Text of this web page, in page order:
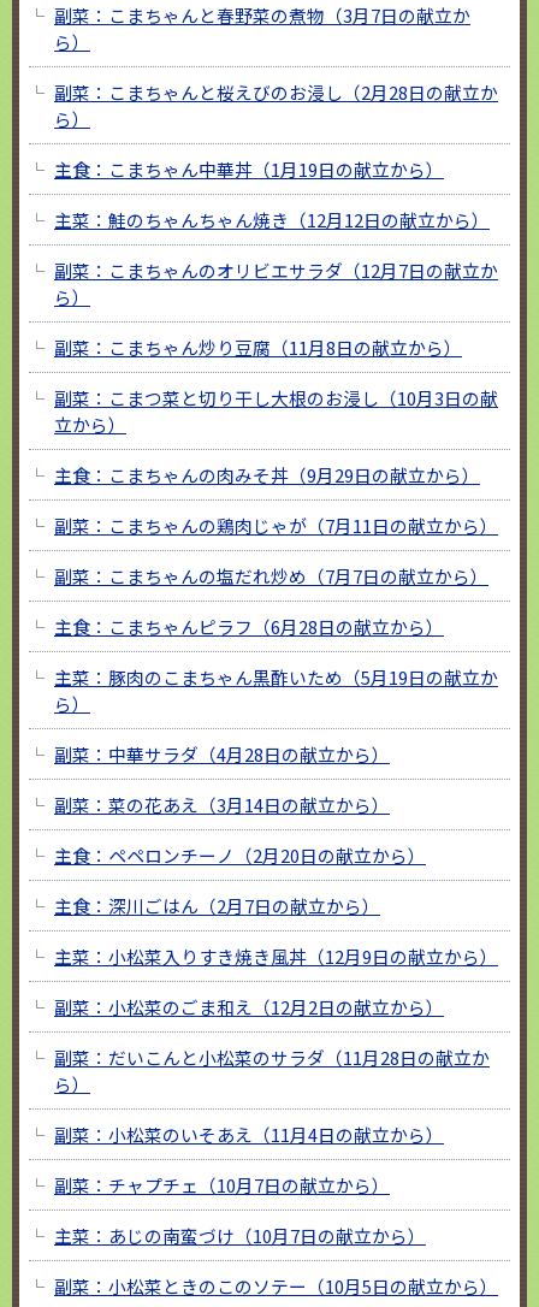
副菜：こまちゃんと春野菜の煮物（3月7日の献立か
ら）
副菜：こまちゃんと桜えびのお浸し（2月28日の献立か
ら）
主食：こまちゃん中華丼（1月19日の献立から）
主菜：鮭のちゃんちゃん焼き（12月12日の献立から）
副菜：こまちゃんのオリビエサラダ（12月7日の献立か
ら）
副菜：こまちゃん炒り豆腐（11月8日の献立から）
副菜：こまつ菜と切り干し大根のお浸し（10月3日の献
立から）
主食：こまちゃんの肉みそ丼（9月29日の献立から）
副菜：こまちゃんの鶏肉じゃが（7月11日の献立から）
副菜：こまちゃんの塩だれ炒め（7月7日の献立から）
主食：こまちゃんピラフ（6月28日の献立から）
主菜：豚肉のこまちゃん黒酢いため（5月19日の献立か
ら）
副菜：中華サラダ（4月28日の献立から）
副菜：菜の花あえ（3月14日の献立から）
主食：ペペロンチーノ（2月20日の献立から）
主食：深川ごはん（2月7日の献立から）
主菜：小松菜入りすき焼き風丼（12月9日の献立から）
副菜：小松菜のごま和え（12月2日の献立から）
副菜：だいこんと小松菜のサラダ（11月28日の献立か
ら）
副菜：小松菜のいそあえ（11月4日の献立から）
副菜：チャプチェ（10月7日の献立から）
主菜：あじの南蛮づけ（10月7日の献立から）
副菜：小松菜ときのこのソテー（10月5日の献立から）